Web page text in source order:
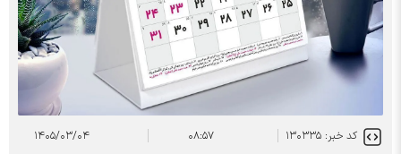
کد خبر: ۱۳۰۳۳۵ ۰۸:۵۷ ۱۴۰۵/۰۳/۰۴